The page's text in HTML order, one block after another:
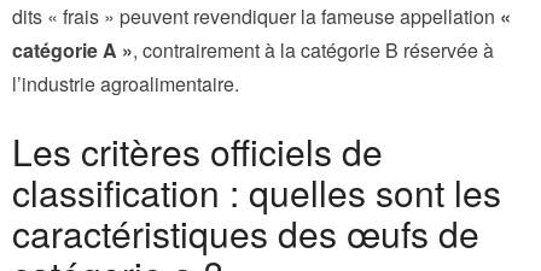
dits « frais » peuvent revendiquer la fameuse appellation «
catégorie A », contrairement à la catégorie B réservée à
l’industrie agroalimentaire.
Les critères officiels de
classification : quelles sont les
caractéristiques des œufs de